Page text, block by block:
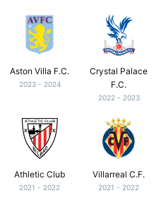
Aston Villa F.C.
2023 - 2024
Crystal Palace
F.C.
2022 - 2023
Athletic Club
2021 - 2022
Villarreal C.F.
2021 - 2022